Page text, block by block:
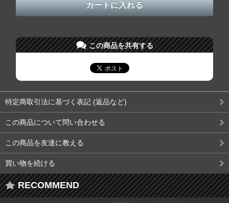
この商品を共有する
特定商取引法に基づく表記 (返品など)
この商品について問い合わせる
この商品を友達に教える
買い物を続ける
RECOMMEND